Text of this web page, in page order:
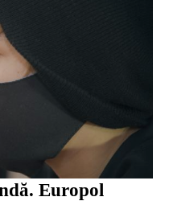
Europol